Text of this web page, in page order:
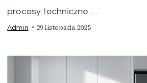
procesy techniczne …
Admin 29 listopada 2025